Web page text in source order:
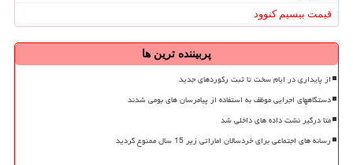
قیمت بیسیم کنوود
پربیننده ترین ها
از پایداری در ایام سخت تا ثبت رکوردهای جدید
دستگاههای اجرایی موظف به استفاده از پیامرسان های بومی شدند
متا درگیر نشت داده های داخلی شد
رسانه های اجتماعی برای خردسالان اماراتی زیر 15 سال ممنوع گردید